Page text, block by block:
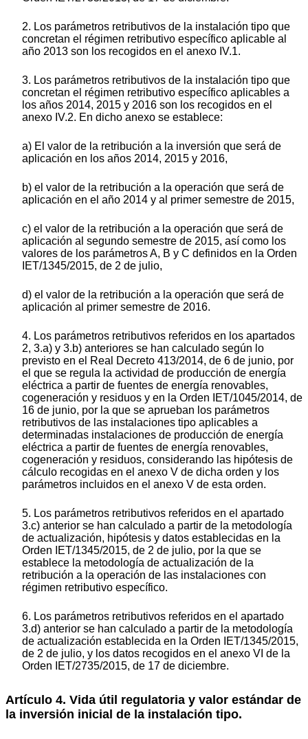
2. Los parámetros retributivos de la instalación tipo que
concretan el régimen retributivo específico aplicable al
año 2013 son los recogidos en el anexo IV.1.
3. Los parámetros retributivos de la instalación tipo que
concretan el régimen retributivo específico aplicables a
los años 2014, 2015 y 2016 son los recogidos en el
anexo IV.2. En dicho anexo se establece:
a) El valor de la retribución a la inversión que será de
aplicación en los años 2014, 2015 y 2016,
b) el valor de la retribución a la operación que será de
aplicación en el año 2014 y al primer semestre de 2015,
c) el valor de la retribución a la operación que será de
aplicación al segundo semestre de 2015, así como los
valores de los parámetros A, B y C definidos en la Orden
IET/1345/2015, de 2 de julio,
d) el valor de la retribución a la operación que será de
aplicación al primer semestre de 2016.
4. Los parámetros retributivos referidos en los apartados
2, 3.a) y 3.b) anteriores se han calculado según lo
previsto en el Real Decreto 413/2014, de 6 de junio, por
el que se regula la actividad de producción de energía
eléctrica a partir de fuentes de energía renovables,
cogeneración y residuos y en la Orden IET/1045/2014, de
16 de junio, por la que se aprueban los parámetros
retributivos de las instalaciones tipo aplicables a
determinadas instalaciones de producción de energía
eléctrica a partir de fuentes de energía renovables,
cogeneración y residuos, considerando las hipótesis de
cálculo recogidas en el anexo V de dicha orden y los
parámetros incluidos en el anexo V de esta orden.
5. Los parámetros retributivos referidos en el apartado
3.c) anterior se han calculado a partir de la metodología
de actualización, hipótesis y datos establecidas en la
Orden IET/1345/2015, de 2 de julio, por la que se
establece la metodología de actualización de la
retribución a la operación de las instalaciones con
régimen retributivo específico.
6. Los parámetros retributivos referidos en el apartado
3.d) anterior se han calculado a partir de la metodología
de actualización establecida en la Orden IET/1345/2015,
de 2 de julio, y los datos recogidos en el anexo VI de la
Orden IET/2735/2015, de 17 de diciembre.
Artículo 4. Vida útil regulatoria y valor estándar de
la inversión inicial de la instalación tipo.